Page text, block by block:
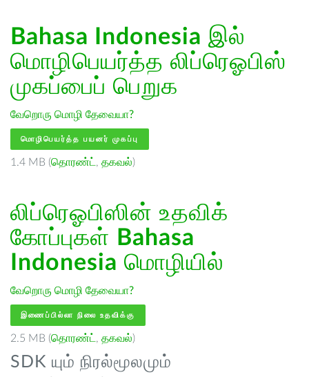
Bahasa Indonesia இல்
மொழிபெயர்த்த லிப்ரெஓபிஸ்
முகப்பைப் பெறுக
வேறொரு மொழி தேவையா?
மொழிபெயர்த்த பயனர் முகப்பு
1.4 MB (தொரண்ட் , தகவல்)
லிப்ரெஓபிஸின் உதவிக்
கோப்புகள் Bahasa
Indonesia மொழியில்
வேறொரு மொழி தேவையா?
இணைப்பில்லா நிலை உதவிக்கு
2.5 MB (தொரண்ட் , தகவல்)
SDK யும் நிரல்மூலமும்